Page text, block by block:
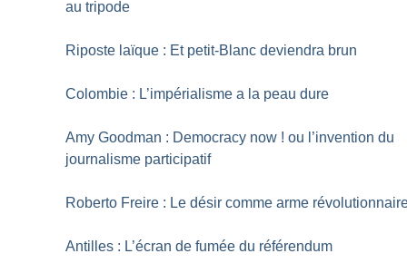
au tripode
Riposte laïque : Et petit-Blanc deviendra brun
Colombie : L’impérialisme a la peau dure
Amy Goodman : Democracy now ! ou l’invention du
journalisme participatif
Roberto Freire : Le désir comme arme
Antilles : L’écran de fumée du référendum